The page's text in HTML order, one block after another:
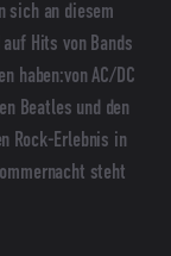
sich an diesem
Hits von Bands
haben:von AC/DC
Beatles und den
Rock-Erlebnis in
steht